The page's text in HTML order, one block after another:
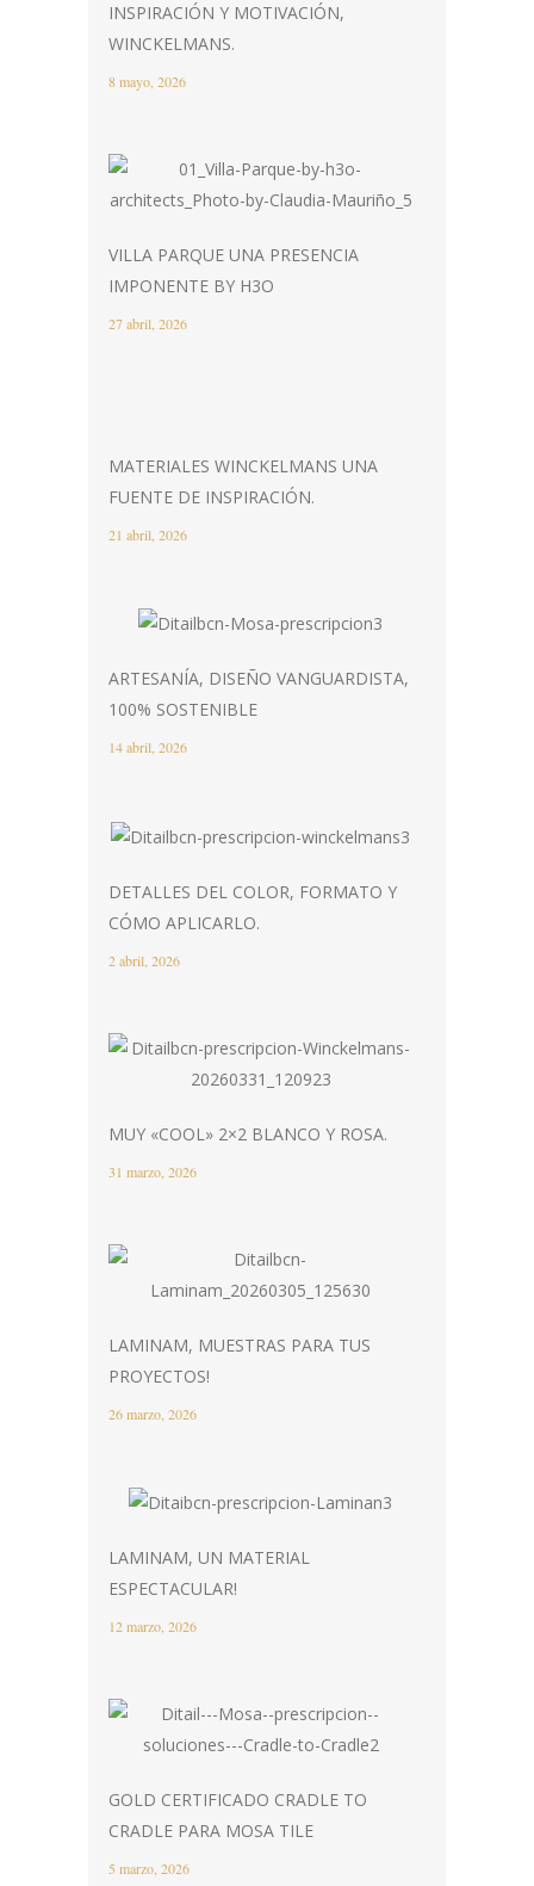
INSPIRACIÓN Y MOTIVACIÓN,
WINCKELMANS.
8 mayo, 2026
VILLA PARQUE UNA PRESENCIA
IMPONENTE BY H3O
27 abril, 2026
MATERIALES WINCKELMANS UNA
FUENTE DE INSPIRACIÓN.
21 abril, 2026
ARTESANÍA, DISEÑO VANGUARDISTA,
100% SOSTENIBLE
14 abril, 2026
DETALLES DEL COLOR, FORMATO Y
CÓMO APLICARLO.
2 abril, 2026
MUY «COOL» 2×2 BLANCO Y ROSA.
31 marzo, 2026
LAMINAM, MUESTRAS PARA TUS
PROYECTOS!
26 marzo, 2026
LAMINAM, UN MATERIAL
ESPECTACULAR!
12 marzo, 2026
GOLD CERTIFICADO CRADLE TO
CRADLE PARA MOSA TILE
5 marzo, 2026